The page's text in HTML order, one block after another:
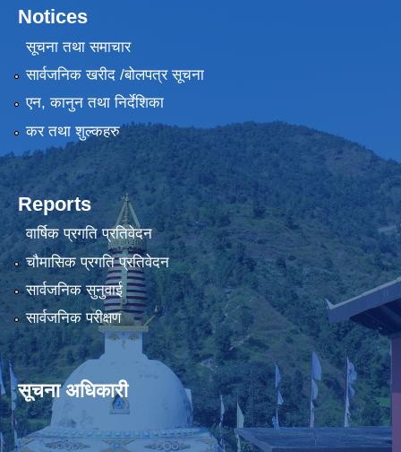
Notices
सूचना तथा समाचार
सार्वजनिक खरीद /बोलपत्र सूचना
एन, कानुन तथा निर्देशिका
कर तथा शुल्कहरु
Reports
वार्षिक प्रगति प्रतिवेदन
चौमासिक प्रगति प्रतिवेदन
सार्वजनिक सुनुवाई
सार्वजनिक परीक्षण
सूचना अधिकारी